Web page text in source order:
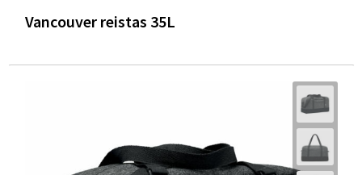
Vancouver reistas 35L